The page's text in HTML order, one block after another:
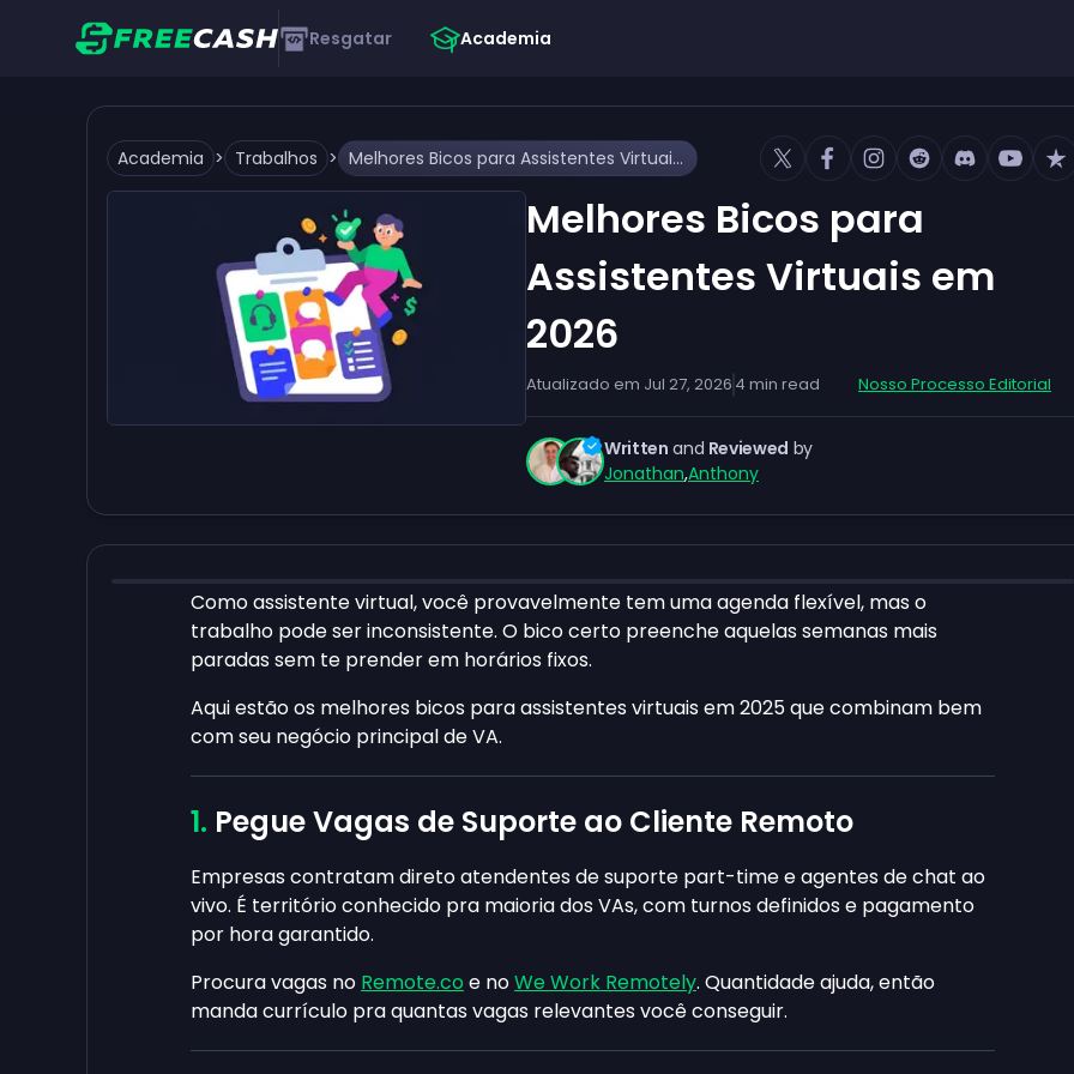
Resgatar Academia
Academia > Trabalhos > Melhores Bicos para Assistentes Virtuais em 2026
Melhores Bicos para
Assistentes Virtuais em
2026
Atualizado em Jul 27, 2026 4 min read Nosso Processo Editorial
Written and Reviewed by
Jonathan,Anthony
Como assistente virtual, você provavelmente tem uma agenda flexível, mas o
trabalho pode ser inconsistente. O bico certo preenche aquelas semanas mais
paradas sem te prender em horários fixos.
Aqui estão os melhores bicos para assistentes virtuais em 2025 que combinam bem
com seu negócio principal de VA.
Pegue Vagas de Suporte ao Cliente Remoto
Empresas contratam direto atendentes de suporte part-time e agentes de chat ao
vivo. É território conhecido pra maioria dos VAs, com turnos definidos e pagamento
por hora garantido.
Procura vagas no Remote.co e noWe Work Remotely. Quantidade ajuda, então
manda currículo pra quantas vagas relevantes você conseguir.